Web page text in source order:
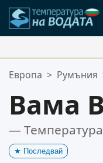
Вашите Любими
Европа > Румъния
Вама
—
★ Последвай